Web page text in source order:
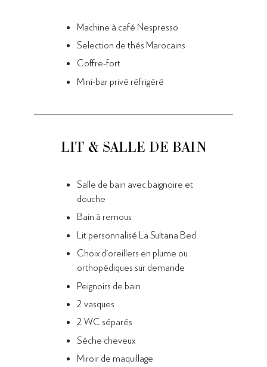
Machine à café Nespresso
Selection de thés Marocains
Coffre-fort
Mini-bar privé réfrigéré
LIT & SALLE DE BAIN
Salle de bain avec baignoire et
douche
Bain à remous
Lit personnalisé La Sultana Bed
Choix d'oreillers en plume ou
orthopédiques sur demande
Peignoirs de bain
2 vasques
2 WC séparés
Sèche cheveux
Miroir de maquillage